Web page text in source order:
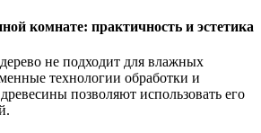
комнате: практичность и эстетика
не подходит для влажных
технологии обработки и
позволяют использовать его